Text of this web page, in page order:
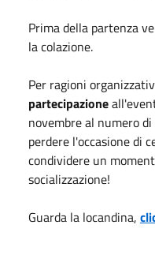
Prima della partenza
la colazione.
Per ragioni
partecipazione
novembre al numero
perdere l'occasione di
condividere un
socializzazione!
Guarda la locandina,